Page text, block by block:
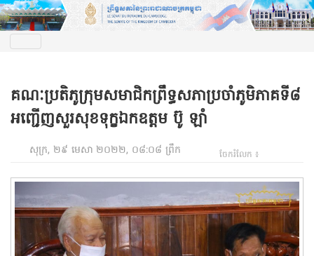
គណៈប្រតិភូក្រុមសមាជិកព្រឹទ្ធសភាប្រចាំភូមិភាគទី៨
អញ្ជើញសួរសុខទុក្ខឯកឧត្តម ប៊ូ ឡាំ
សុក្រ, ២៩ មេសា ២០២២, ០៨:០៨ ព្រឹក ចែករំលែក ៖